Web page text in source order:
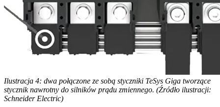
Ilustracja 4: dwa połączone ze sobą styczniki TeSys Giga tworzące
stycznik nawrotny do silników prądu zmiennego. (Źródło ilustracji:
Schneider Electric)